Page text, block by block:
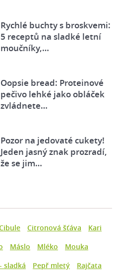
Rychlé buchty s broskvemi:
5 receptů na sladké letní
moučníky,…
Oopsie bread: Proteinové
pečivo lehké jako obláček
zvládnete…
Pozor na jedovaté cukety!
Jeden jasný znak prozradí,
že se jim…
Citronová šťáva
Kari
Máslo Mléko
Mouka
sladká Pepř mletý
Rajčata